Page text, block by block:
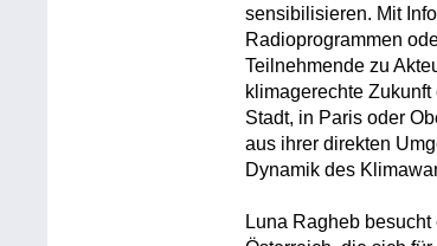
sensibilisieren. Mit
Radioprogrammen
Teilnehmende zu
klimagerechte
Stadt, in Paris oder
aus ihrer direkten
Dynamik des
Luna Ragheb